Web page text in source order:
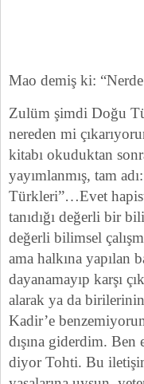
Cazim
Mao demiş ki:
Zulüm şimdi Doğu
nereden mi
kitabı okuduktan
yayımlanmış, tam
Türkleri”…Evet
tanıdığı değerli bir
değerli bilimsel
ama halkına yapılan
dayanamayıp karşı
alarak ya da birilerinin
Kadir’e
dışına giderdim.
diyor Tohti. Bu